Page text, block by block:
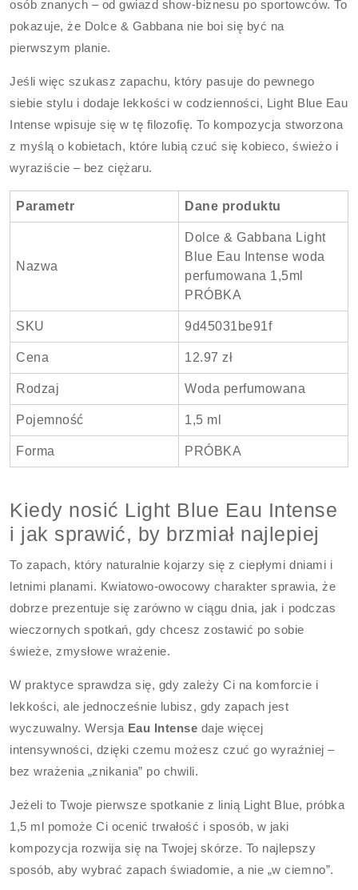
osób znanych – od gwiazd show-biznesu po sportowców. To
pokazuje, że Dolce & Gabbana nie boi się być na
pierwszym planie.
Jeśli więc szukasz zapachu, który pasuje do pewnego
siebie stylu i dodaje lekkości w codzienności, Light Blue Eau
Intense wpisuje się w tę filozofię. To kompozycja stworzona
z myślą o kobietach, które lubią czuć się kobieco, świeżo i
wyraziście – bez ciężaru.
Parametr Dane produktu
Nazwa
Dolce & Gabbana Light
Blue Eau Intense woda
perfumowana 1,5ml
PRÓBKA
SKU 9d45031be91f
Cena 12.97 zł
Rodzaj Woda perfumowana
Pojemność 1,5 ml
Forma PRÓBKA
Kiedy nosić Light Blue Eau Intense
i jak sprawić, by brzmiał najlepiej
To zapach, który naturalnie kojarzy się z ciepłymi dniami i
letnimi planami. Kwiatowo-owocowy charakter sprawia, że
dobrze prezentuje się zarówno w ciągu dnia, jak i podczas
wieczornych spotkań, gdy chcesz zostawić po sobie
świeże, zmysłowe wrażenie.
W praktyce sprawdza się, gdy zależy Ci na komforcie i
lekkości, ale jednocześnie lubisz, gdy zapach jest
wyczuwalny. Wersja Eau Intense daje więcej
intensywności, dzięki czemu możesz czuć go wyraźniej –
bez wrażenia „znikania” po chwili.
Jeżeli to Twoje pierwsze spotkanie z linią Light Blue, próbka
1,5 ml pomoże Ci ocenić trwałość i sposób, w jaki
kompozycja rozwija się na Twojej skórze. To najlepszy
sposób, aby wybrać zapach świadomie, a nie „w ciemno”.